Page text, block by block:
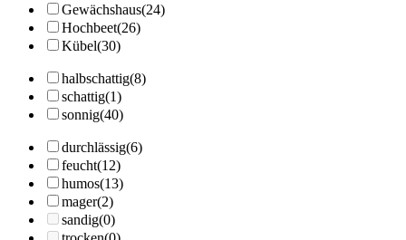
Gewächshaus(24)
Hochbeet(26)
Kübel(30)
halbschattig(8)
schattig(1)
sonnig(40)
durchlässig(6)
feucht(12)
humos(13)
mager(2)
sandig(0)